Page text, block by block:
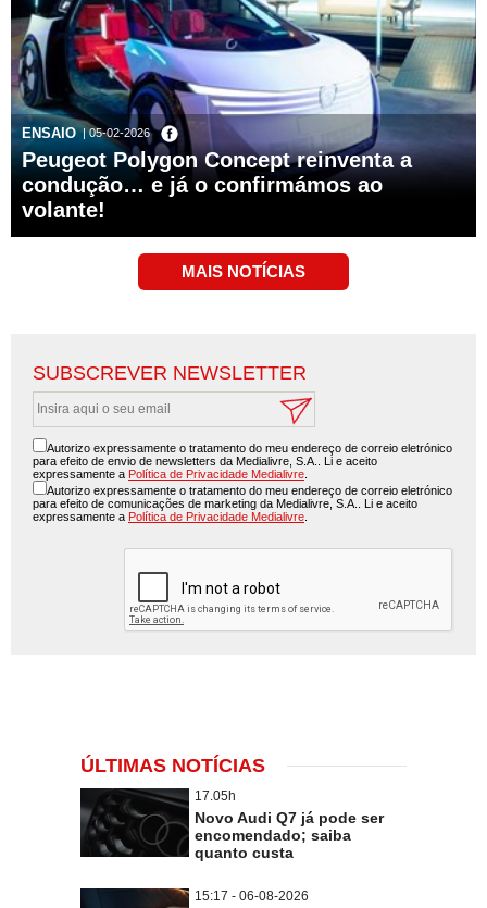
ENSAIO | 05-02-2026
Peugeot Polygon Concept reinventa a
condução… e já o confirmámos ao
volante!
SUBSCREVER NEWSLETTER
Autorizo expressamente o tratamento do meu endereço de correio eletrónico
para efeito de envio de newsletters da Medialivre, S.A.. Li e aceito
expressamente a Política de Privacidade Medialivre
Autorizo expressamente o tratamento do meu endereço de correio eletrónico
para efeito de comunicações de marketing da Medialivre, S.A.. Li e aceito
expressamente a Política de Privacidade Medialivre
ÚLTIMAS NOTÍCIAS
17.05h
Novo Audi Q7 já pode ser
encomendado; saiba
quanto custa
15:17 - 06-08-2026